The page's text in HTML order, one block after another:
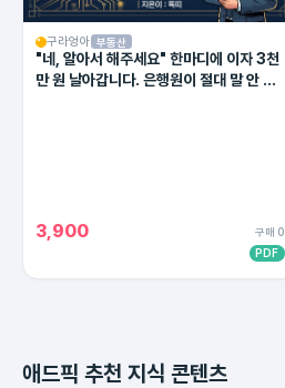
구라엉아 부동산
"네, 알아서 해주세요" 한마디에 이자 3천
만 원 날아갑니다. 은행원이 절대 말 안 해
3,900
구매 0
PDF
애드픽 추천 지식 콘텐츠